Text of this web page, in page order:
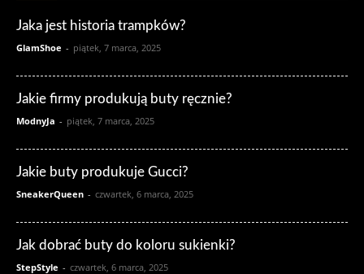
Jaka jest historia trampków?
GlamShoe - piątek, 7 marca, 2025
Jakie firmy produkują buty ręcznie?
ModnyJa - piątek, 7 marca, 2025
Jakie buty produkuje Gucci?
SneakerQueen - czwartek, 6 marca, 2025
Jak dobrać buty do koloru sukienki?
StepStyle - czwartek, 6 marca, 2025